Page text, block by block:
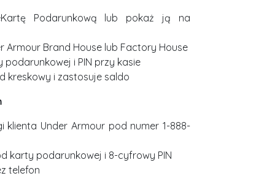
Podarunkową lub pokaż ją na
Armour Brand House lub Factory House
i PIN przy kasie
kreskowy i zastosuje saldo
klienta Under Armour pod numer 1-888-
karty podarunkowej i 8-cyfrowy PIN
telefon